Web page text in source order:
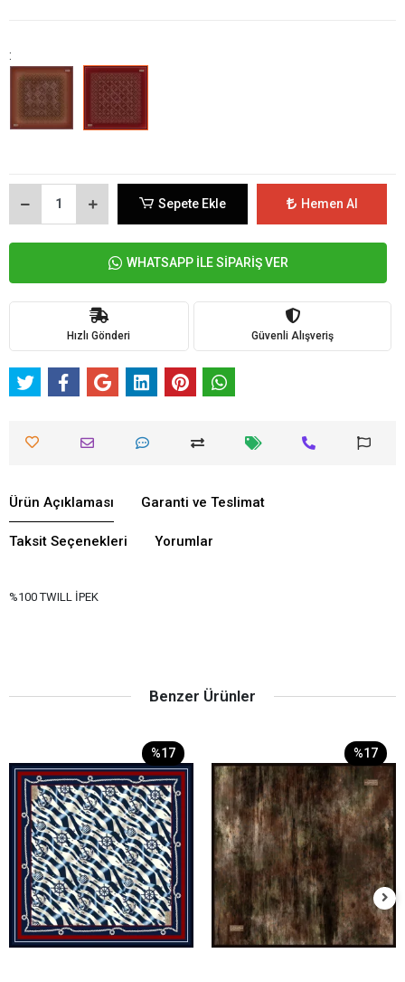
:
Sepete Ekle Hemen Al
WHATSAPP İLE SİPARİŞ VER
Hızlı Gönderi Güvenli Alışveriş
Ürün Açıklaması Garanti ve Teslimat
Taksit Seçenekleri Yorumlar
%100 TWILL İPEK
Benzer Ürünler
%17 %17